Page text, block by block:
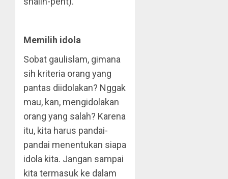
Memilih idola
Sobat gaulislam, gimana
sih kriteria orang yang
pantas diidolakan? Nggak
mau, kan, mengidolakan
orang yang salah? Karena
itu, kita harus pandai-
pandai menentukan siapa
idola kita. Jangan sampai
kita termasuk ke dalam